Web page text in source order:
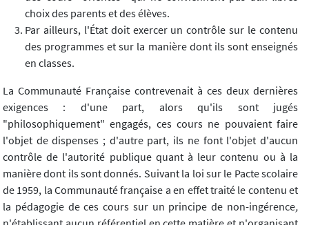
choix des parents et des élèves.
Par ailleurs, l'État doit exercer un contrôle sur le contenu
des programmes et sur la manière dont ils sont enseignés
en classes.
La Communauté Française contrevenait à ces deux dernières
exigences : d'une part, alors qu'ils sont jugés
"philosophiquement" engagés, ces cours ne pouvaient faire
l'objet de dispenses ; d'autre part, ils ne font l'objet d'aucun
contrôle de l'autorité publique quant à leur contenu ou à la
manière dont ils sont donnés. Suivant la loi sur le Pacte scolaire
de 1959, la Communauté française a en effet traité le contenu et
la pédagogie de ces cours sur un principe de non-ingérence,